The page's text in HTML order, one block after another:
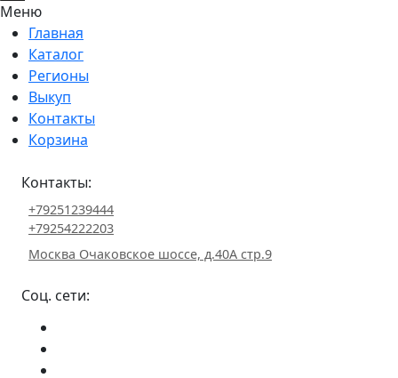
Меню
Главная
Каталог
Регионы
Выкуп
Контакты
Корзина
Контакты:
+79251239444
+79254222203
Москва Очаковское шоссе, д.40А стр.9
Соц. сети: